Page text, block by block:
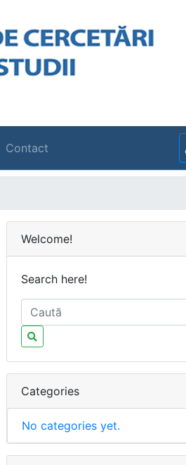
Contact
Welcome!
Search here!
Categories
No categories yet.